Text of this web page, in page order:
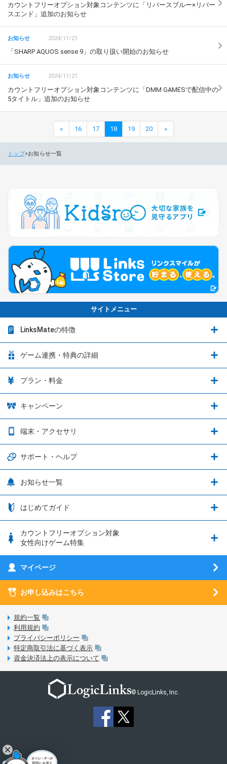
カウントフリーオプション対象コンテンツに「リバースブルー×リバー
スエンド」追加のお知らせ
2024/11/21
「SHARP AQUOS sense 9」の取り扱い開始のお知らせ
2024/11/21
カウントフリーオプション対象コンテンツに「DMM GAMESで配信中の
5タイトル」追加のお知らせ
« 16 17 18 19 20 »
トップ お知らせ一覧
サイトメニュー
LinksMateの特徴
LinksMateの特徴
音声通話料金がもっとオトクに
データ通信容量繰り越し
通信エリアと通信速度状況
つながる端末保証
フィルタリングアプリ
5G回線オプションについて
LINE年齢認証について
LinksStoreについて
ゲーム連携・特典の詳細
ゲーム連携・特典の詳細
ブレイブソード×ブレイズソウル
ウマ娘 プリティーダービー
プリンセスコネクト！Re:Dive
釣り★スタ
ウマスクについて
プラン・料金
プラン・料金
3種類のSIMタイプ
日割り計算
キャンペーン
お得なキャンペーン実施中！
OPPO端末購入キャンペーン第5弾
端末・アクセサリ
端末・アクセサリ
iPhone利用について
動作確認済み端末一覧
サポート・ヘルプ
サポート・ヘルプ
nanoSIM･microSIM･通常SIMの初期設定方法
eSIMの初期設定方法
MVNOのギモンを解消！
3Dセキュアについて
未成年者の方のご契約
通信制限について
動作確認済み端末一覧
お知らせ一覧
お知らせ一覧
はじめてガイド
はじめてガイド
SIMサービスについて
SIMロック解除ガイド
LinksMateのサービスについて
LPについて
おすすめプラン
お申し込み方法
カウントフリーオプション対象
女性向けゲーム特集
刀剣乱舞-ONLINE- Pocket
あんさんぶるスターズ！！Music
マイページ
お申し込みはこちら
規約一覧
利用規約
プライバシーポリシー
特定商取引法に基づく表示
資金決済法上の表示について
© LogicLinks, Inc.